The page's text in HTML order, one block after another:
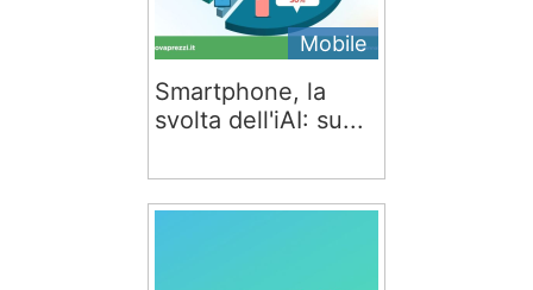
Mobile
Smartphone, la
svolta dell'iAI: su...